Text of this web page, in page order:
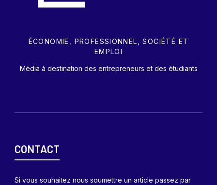
ÉCONOMIE, PROFESSIONNEL, SOCIÉTÉ ET
EMPLOI
Média à destination des entrepreneurs et des étudiants
CONTACT
Si vous souhaitez nous soumettre un article passez par